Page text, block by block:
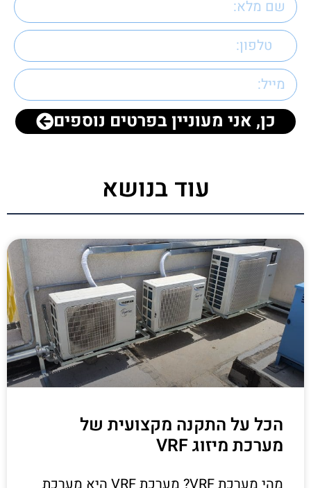
כן, אני מעוניין בפרטים נוספים
עוד בנושא
הכל על התקנה מקצועית של
מערכת מיזוג VRF